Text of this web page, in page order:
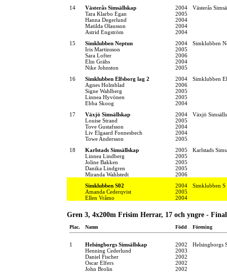
14
Västerås Simsällskap 2004
Västerås
Tara Klarbo Egan
2005
Hanna Degerlund
2004
Matilda Olausson
2004
Astrid Engström
2004
15
Simklubben Neptun 2004
Simklubben
Iris Martinsson
2005
Sara Lofter
2006
Elin Grähs
2004
Nike Johnston
2005
16
Simklubben Elfsborg lag 2 2004
Simklubben
Agnes Holmblad
2006
Signe Wahlberg
2005
Linnea Hyvönen
2005
Ebba Skoog
2004
17
Växjö Simsällskap 2004
Växjö
Louise Strand
2005
Tove Gustafsson
2004
Liv Elgaard Fonnesbech
2004
Towe Andersson
2005
18
Karlstads Simsällskap 2005
Karlstads
Linnea Lindberg
2005
Joline Bakken
2005
Danika Lindgren
2005
Miranda Wahlstedt
2006
Simklubben S02
2004
Simklubben S
Amanda Cederqvist
2005
Ellen Vråmo
2004
Gren 3, 4x200m Frisim Herrar, 17 och yngre - Final
Plac. Namn Född Förening
1 Helsingborgs Simsällskap 2002
Helsingborgs
Henning Cederlund
2003
Daniel Fischer
2002
Oscar Elfers
2002
John Brolin
2002